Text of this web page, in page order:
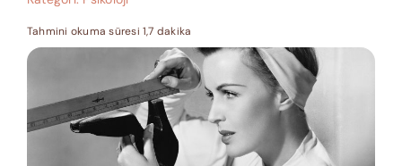
Tahmini okuma süresi 1,7 dakika